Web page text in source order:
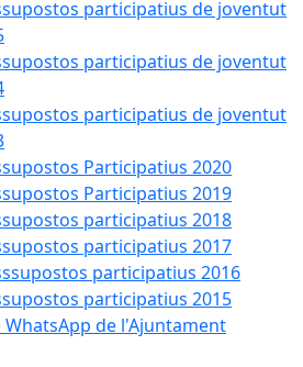
participatius de joventut
participatius de joventut
participatius de joventut
Participatius 2020
Participatius 2019
participatius 2018
participatius 2017
participatius 2016
participatius 2015
WhatsApp de l'Ajuntament